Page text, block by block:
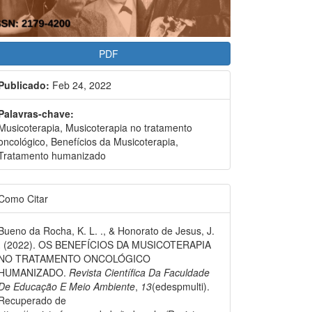
PDF
Feb 24, 2022
chave:
Musicoterapia no tratamento
Benefícios da Musicoterapia,
humanizado
Citar
da Rocha, K. L. ., & Honorato de Jesus, J.
(2022). OS BENEFÍCIOS DA MUSICOTERAPIA
TRATAMENTO ONCOLÓGICO
Revista Científica Da Faculdade
Educação E Meio Ambiente, 13(edespmulti).
de